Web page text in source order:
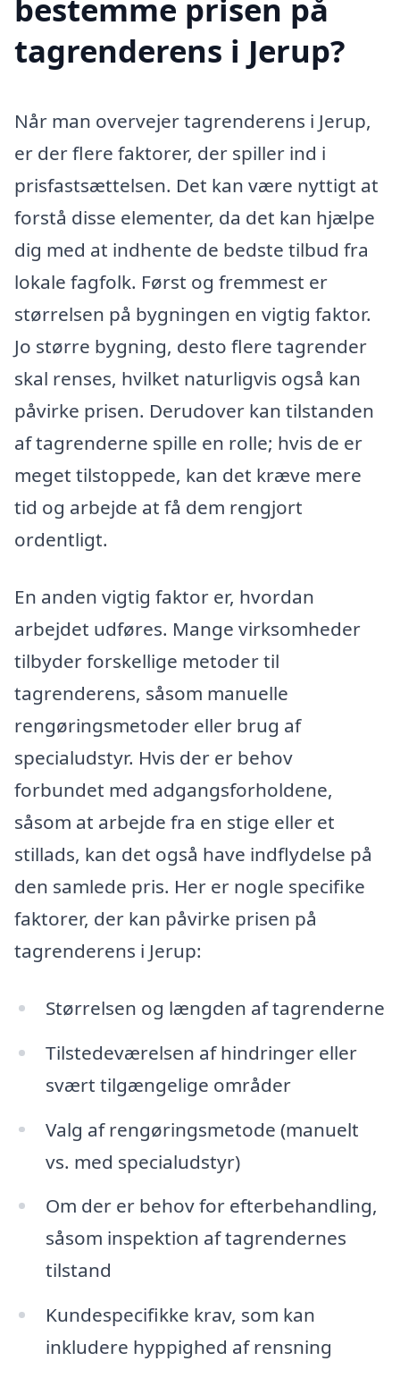
bestemme prisen på
tagrenderens i Jerup?
Når man overvejer tagrenderens i Jerup,
er der flere faktorer, der spiller ind i
prisfastsættelsen. Det kan være nyttigt at
forstå disse elementer, da det kan hjælpe
dig med at indhente de bedste tilbud fra
lokale fagfolk. Først og fremmest er
størrelsen på bygningen en vigtig faktor.
Jo større bygning, desto flere tagrender
skal renses, hvilket naturligvis også kan
påvirke prisen. Derudover kan tilstanden
af tagrenderne spille en rolle; hvis de er
meget tilstoppede, kan det kræve mere
tid og arbejde at få dem rengjort
ordentligt.
En anden vigtig faktor er, hvordan
arbejdet udføres. Mange virksomheder
tilbyder forskellige metoder til
tagrenderens, såsom manuelle
rengøringsmetoder eller brug af
specialudstyr. Hvis der er behov
forbundet med adgangsforholdene,
såsom at arbejde fra en stige eller et
stillads, kan det også have indflydelse på
den samlede pris. Her er nogle specifike
faktorer, der kan påvirke prisen på
tagrenderens i Jerup:
Størrelsen og længden af tagrenderne
Tilstedeværelsen af hindringer eller
svært tilgængelige områder
Valg af rengøringsmetode (manuelt
vs. med specialudstyr)
Om der er behov for efterbehandling,
såsom inspektion af tagrendernes
tilstand
Kundespecifikke krav, som kan
inkludere hyppighed af rensning